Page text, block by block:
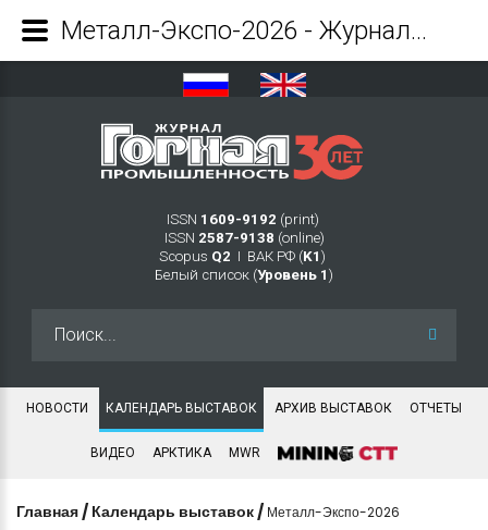
ISSN 1609-9192 (print)
ISSN 2587-9138 (online)
Scopus Q2 Ι ВАК РФ (K1 )
Белый список (Уровень 1 )
НОВОСТИ КАЛЕНДАРЬ ВЫСТАВОК АРХИВ ВЫСТАВОК ОТЧЕТЫ
ВИДЕО АРКТИКА MWR
Главная / Календарь выставок / Металл-Экспо-2026
Металл-Экспо-2026 - Журнал Горная промышленность